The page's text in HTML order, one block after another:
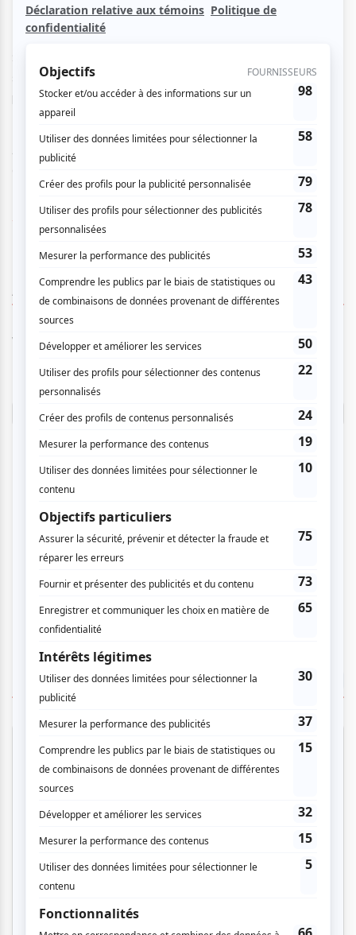
succès sur les ondes de Rythme FM, Rock Détente et de
plusieurs radios au Québec.
Auteur-compositeur-interprète et guitariste, Jérôme sera
www.chasse-galerie.ca
AUCUN COMMENTAIRE
Vous devez être connecté pour
donner un avis.
Connectez-vous ici.
TOUTES LES OFFRES